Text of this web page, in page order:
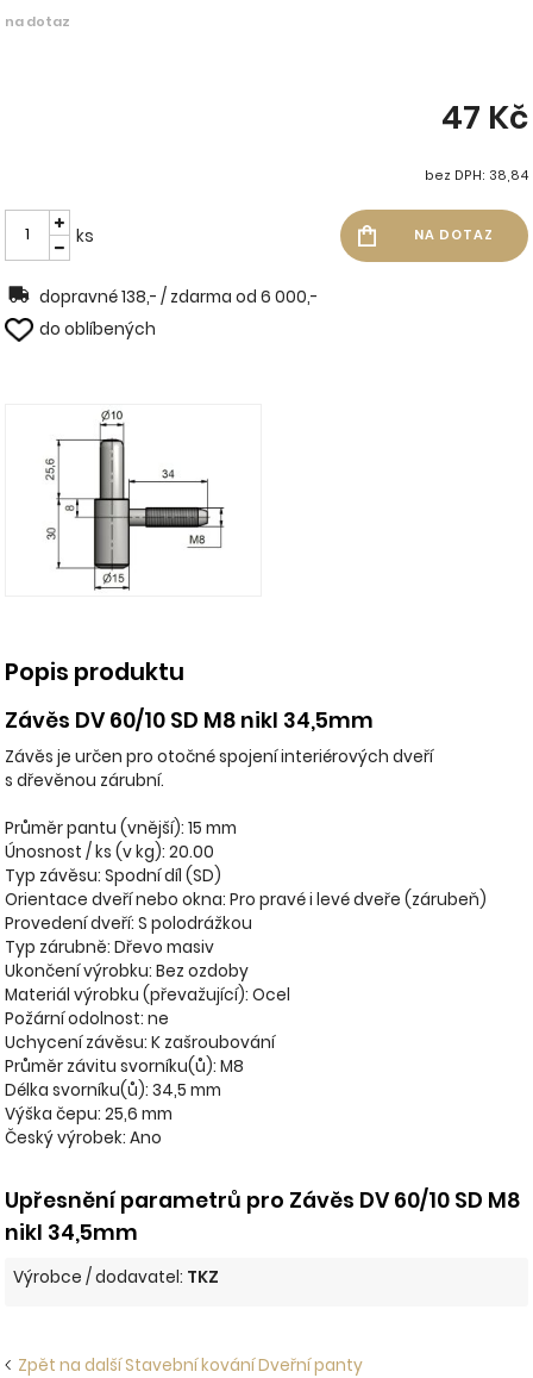
na dotaz
47 Kč
bez DPH: 38,84
ks
dopravné 138,- / zdarma od 6 000,-
do oblíbených
Popis produktu
Závěs DV 60/10 SD M8 nikl 34,5mm
Závěs je určen pro otočné spojení interiérových dveří
s dřevěnou zárubní.
Průměr pantu (vnější): 15 mm
Únosnost / ks (v kg): 20.00
Typ závěsu: Spodní díl (SD)
Orientace dveří nebo okna: Pro pravé i levé dveře (zárubeň)
Provedení dveří: S polodrážkou
Typ zárubně: Dřevo masiv
Ukončení výrobku: Bez ozdoby
Materiál výrobku (převažující): Ocel
Požární odolnost: ne
Uchycení závěsu: K zašroubování
Průměr závitu svorníku(ů): M8
Délka svorníku(ů): 34,5 mm
Výška čepu: 25,6 mm
Český výrobek: Ano
Upřesnění parametrů pro Závěs DV 60/10 SD M8
nikl 34,5mm
Výrobce / dodavatel: TKZ
Zpět na další Stavební kování Dveřní panty